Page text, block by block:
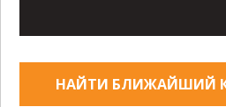
НАЙТИ БЛИЖАЙШИЙ